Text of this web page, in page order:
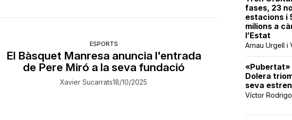
ESPORTS
El Bàsquet Manresa anuncia l'entrada
de Pere Miró a la seva fundació
Xavier Sucarrats18/10/2025
fases, 23
estacions i
milions a
l’Estat
Arnau Urgell i
«Pubertat»
Dolera
seva
Víctor Rodrigo